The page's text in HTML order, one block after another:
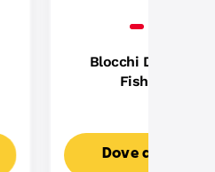
Blocchi Degli
Fisher-Price
Dove